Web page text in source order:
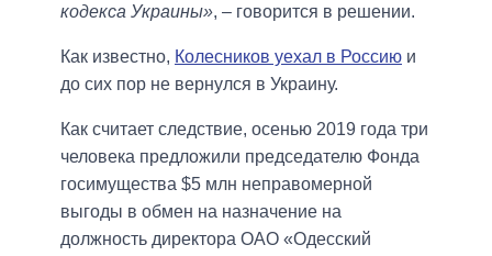
кодекса Украины», – говорится в решении.
Как известно, Колесников уехал в Россию и
до сих пор не вернулся в Украину.
Как считает следствие, осенью 2019 года три
человека предложили председателю Фонда
госимущества $5 млн неправомерной
выгоды в обмен на назначение на
должность директора ОАО «Одесский